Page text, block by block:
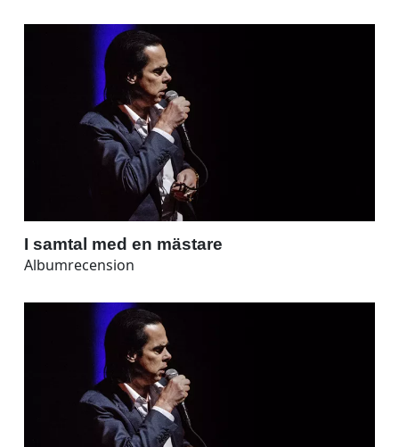
I samtal med en mästare
Albumrecension